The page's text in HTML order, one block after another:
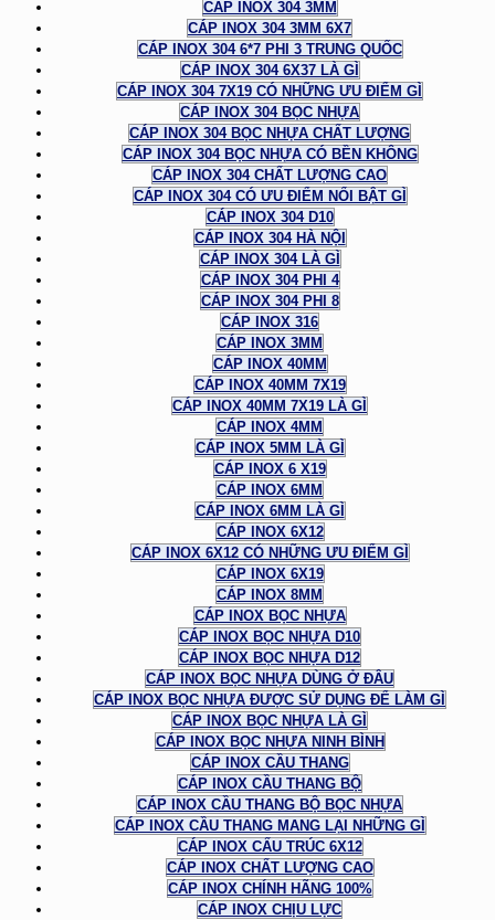
CÁP INOX 304 3MM
CÁP INOX 304 3MM 6X7
CÁP INOX 304 6*7 PHI 3 TRUNG QUỐC
CÁP INOX 304 6X37 LÀ GÌ
CÁP INOX 304 7X19 CÓ NHỮNG ƯU ĐIỂM GÌ
CÁP INOX 304 BỌC NHỰA
CÁP INOX 304 BỌC NHỰA CHẤT LƯỢNG
CÁP INOX 304 BỌC NHỰA CÓ BỀN KHÔNG
CÁP INOX 304 CHẤT LƯỢNG CAO
CÁP INOX 304 CÓ ƯU ĐIỂM NỔI BẬT GÌ
CÁP INOX 304 D10
CÁP INOX 304 HÀ NỘI
CÁP INOX 304 LÀ GÌ
CÁP INOX 304 PHI 4
CÁP INOX 304 PHI 8
CÁP INOX 316
CÁP INOX 3MM
CÁP INOX 40MM
CÁP INOX 40MM 7X19
CÁP INOX 40MM 7X19 LÀ GÌ
CÁP INOX 4MM
CÁP INOX 5MM LÀ GÌ
CÁP INOX 6 X19
CÁP INOX 6MM
CÁP INOX 6MM LÀ GÌ
CÁP INOX 6X12
CÁP INOX 6X12 CÓ NHỮNG ƯU ĐIỂM GÌ
CÁP INOX 6X19
CÁP INOX 8MM
CÁP INOX BỌC NHỰA
CÁP INOX BỌC NHỰA D10
CÁP INOX BỌC NHỰA D12
CÁP INOX BỌC NHỰA DÙNG Ở ĐÂU
CÁP INOX BỌC NHỰA ĐƯỢC SỬ DỤNG ĐỂ LÀM GÌ
CÁP INOX BỌC NHỰA LÀ GÌ
CÁP INOX BỌC NHỰA NINH BÌNH
CÁP INOX CẦU THANG
CÁP INOX CẦU THANG BỘ
CÁP INOX CẦU THANG BỘ BỌC NHỰA
CÁP INOX CẦU THANG MANG LẠI NHỮNG GÌ
CÁP INOX CẤU TRÚC 6X12
CÁP INOX CHẤT LƯỢNG CAO
CÁP INOX CHÍNH HÃNG 100%
CÁP INOX CHỊU LỰC